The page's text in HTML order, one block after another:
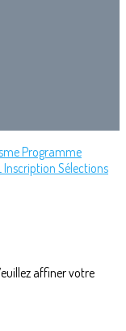
Programme
Inscription Sélections
affiner votre